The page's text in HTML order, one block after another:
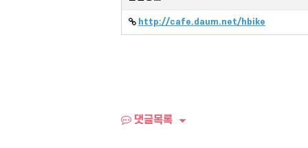
http://cafe.daum.net/hbike
댓글목록